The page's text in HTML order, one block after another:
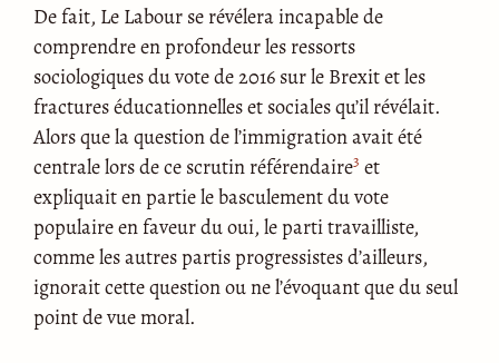
De fait, Le Labour se révélera incapable de
comprendre en profondeur les ressorts
sociologiques du vote de 2016 sur le Brexit et les
fractures éducationnelles et sociales qu’il révélait.
Alors que la question de l’immigration avait été
centrale lors de ce scrutin référendaire3 et
expliquait en partie le basculement du vote
populaire en faveur du oui, le parti travailliste,
comme les autres partis progressistes d’ailleurs,
ignorait cette question ou ne l’évoquant que du seul
point de vue moral.